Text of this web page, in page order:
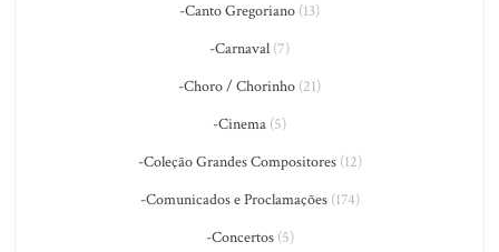
-Canto Gregoriano (13)
-Carnaval (7)
-Choro / Chorinho (21)
-Cinema (5)
-Coleção Grandes Compositores(12)
-Comunicados e Proclamações(174)
-Concertos(5)